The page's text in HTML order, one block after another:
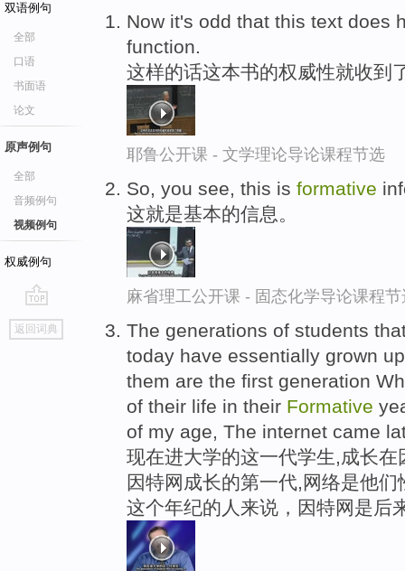
双语例句
全部
口语
书面语
论文
原声例句
全部
音频例句
视频例句
权威例句
go
top
返回词典
Now it's odd that this text does
function.
这样的话这本书的权威性就收到
耶鲁公开课 - 文学理论导论课程节选
So, you see, this is formative
这就是基本的信息。
麻省理工公开课 - 固态化学导论课程节
The generations of students
today have essentially grown
them are the first generation
of their life in their Formative
of my age, The internet came
现在进大学的这一代学生,成长
因特网成长的第一代,网络是他
这个年纪的人来说，因特网是后